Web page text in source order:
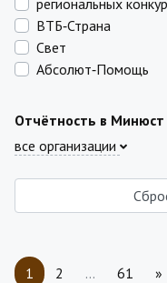
региональных
ВТБ‑Страна
Свет
Абсолют‑Помощь
Отчётность в Минюст
все организации
1 2 … 61 »